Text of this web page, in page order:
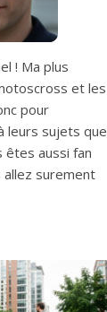
! Ma plus
et les
pour
leurs sujets que
êtes aussi fan
allez surement